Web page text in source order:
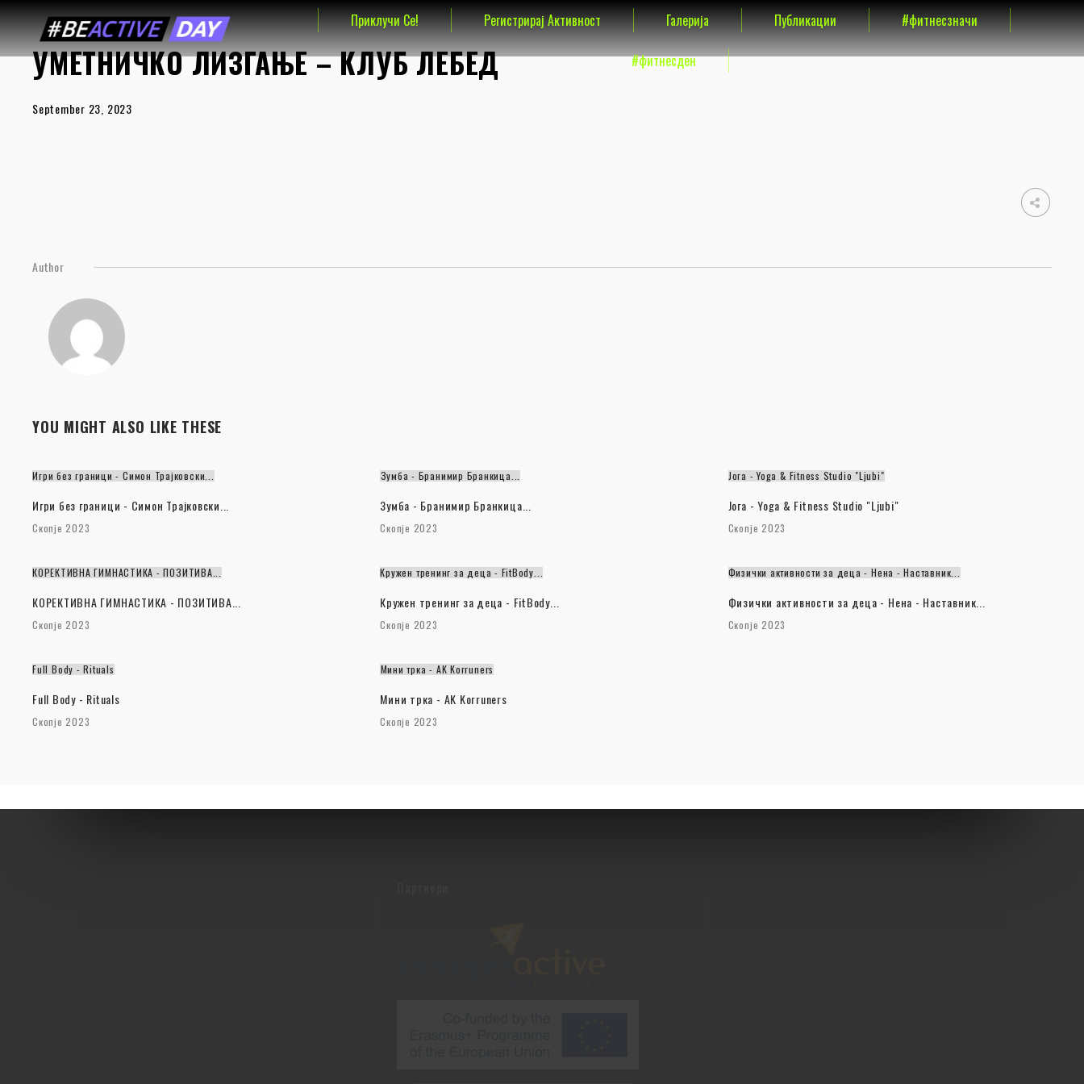
Приклучи Се! Регистрирај Активност Галерија Публикации #фитнесзначи
#фитнесден
УМЕТНИЧКО ЛИЗГАЊЕ – КЛУБ ЛЕБЕД
September 23, 2023
Author
YOU MIGHT ALSO LIKE THESE
Игри без граници - Симон Трајковски...
Игри без граници - Симон Трајковски...
Скопје 2023
Зумба - Бранимир Бранкица...
Зумба - Бранимир Бранкица...
Скопје 2023
Јога - Yoga & Fitness Studio "Ljubi"
Јога - Yoga & Fitness Studio "Ljubi"
Скопје 2023
КОРЕКТИВНА ГИМНАСТИКА - ПОЗИТИВА...
КОРЕКТИВНА ГИМНАСТИКА - ПОЗИТИВА...
Скопје 2023
Кружен тренинг за деца - FitBody...
Кружен тренинг за деца - FitBody...
Скопје 2023
Физички активности за деца - Нена - Наставник...
Физички активности за деца - Нена - Наставник...
Скопје 2023
Full Body - Rituals
Full Body - Rituals
Скопје 2023
Мини трка - AK Korruners
Мини трка - AK Korruners
Скопје 2023